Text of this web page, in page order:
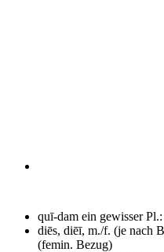
quī-dam ein gewisser
diēs, diēī, m./f. (je nach
(femin. Bezug)